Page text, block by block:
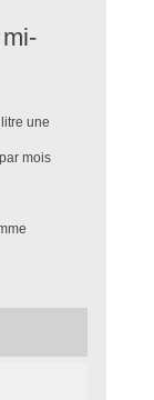
une
mois